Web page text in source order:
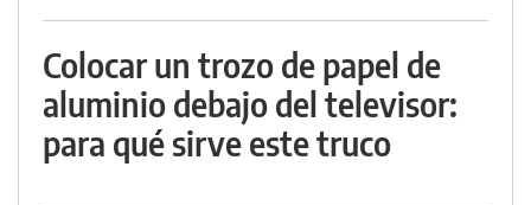
Colocar un trozo de papel de
aluminio debajo del televisor:
para qué sirve este truco